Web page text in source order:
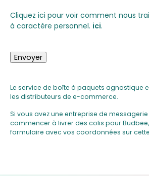
Cliquez ici pour voir comment nous
à caractère personnel. ici.
Envoyer
Le service de boîte à paquets agnostique
les distributeurs de e-commerce.
Si vous avez une entreprise de
commencer à livrer des colis pour
formulaire avec vos coordonnées sur